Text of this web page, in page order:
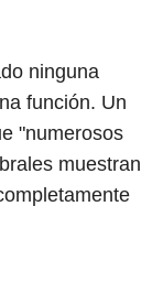
ninguna
función. Un
"numerosos
muestran